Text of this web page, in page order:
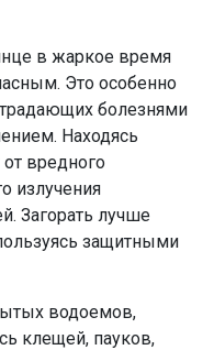
в жаркое время
Это особенно
болезнями
Находясь
вредного
излучения
Загорать лучше
защитными
водоемов,
клещей, пауков,